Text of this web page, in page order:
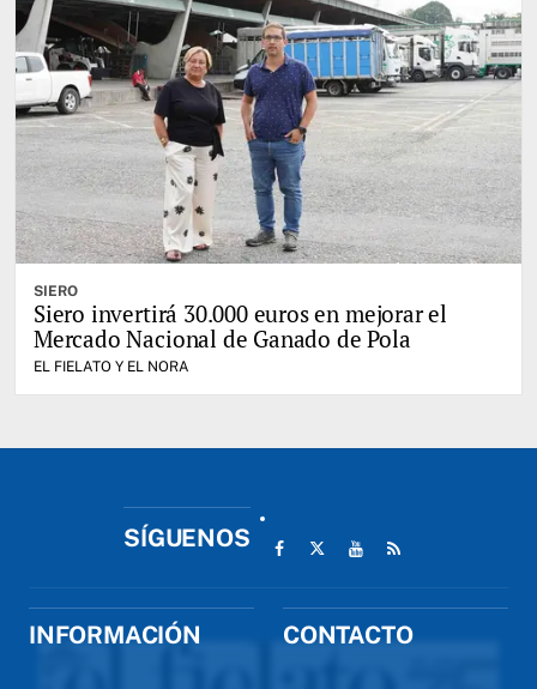
SIERO
Siero invertirá 30.000 euros en mejorar el
Mercado Nacional de Ganado de Pola
EL FIELATO Y EL NORA
SÍGUENOS
INFORMACIÓN CONTACTO